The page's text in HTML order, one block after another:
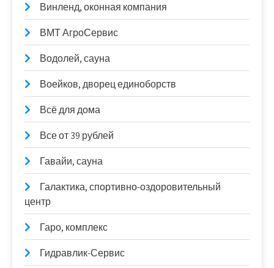
Винленд, оконная компания
ВМТ АгроСервис
Водолей, сауна
Воейков, дворец единоборств
Всё для дома
Все от 39 рублей
Гавайи, сауна
Галактика, спортивно-оздоровительный
центр
Гаро, комплекс
Гидравлик-Сервис